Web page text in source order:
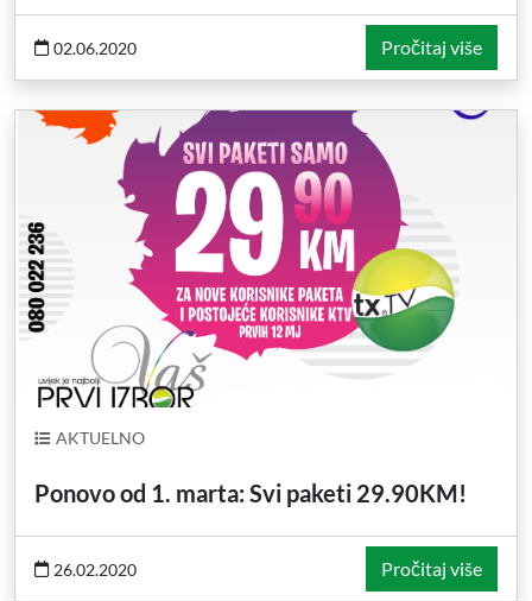
02.06.2020 Pročitaj više
AKTUELNO
Ponovo od 1. marta: Svi paketi 29.90KM!
26.02.2020 Pročitaj više